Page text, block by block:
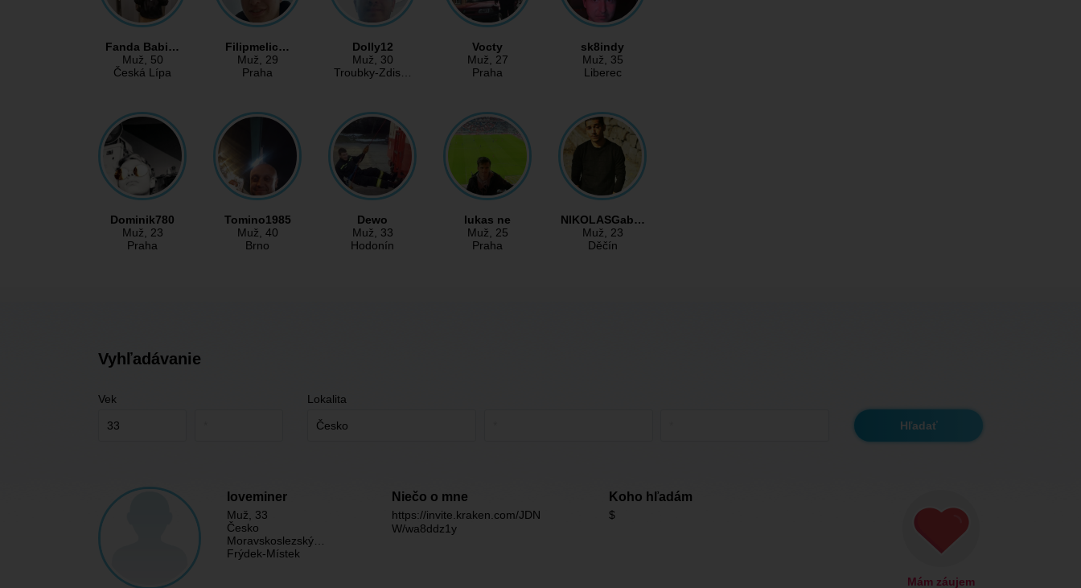
Fanda Babi…
Muž, 50
Česká Lípa
Filipmelic…
Muž, 29
Praha
Dolly12
Muž, 30
Troubky-Zdis…
Vocty
Muž, 27
Praha
sk8indy
Muž, 35
Liberec
Dominik780
Muž, 23
Praha
Tomino1985
Muž, 40
Brno
Dewo
Muž, 33
Hodonín
lukas ne
Muž, 25
Praha
NIKOLASGab…
Muž, 23
Děčín
Vyhľadávanie
Vek Lokalita
loveminer
Muž , 33
Česko
Moravskoslezský…
Frýdek-Místek
Niečo o mne
https://invite.kraken.com/JDN
W/wa8ddz1y
Koho hľadám
$
Mám záujem